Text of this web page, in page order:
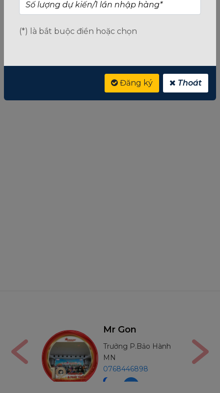
Mr Gon
Trưởng P.Bảo Hành
MN
0768446898
(*) là bắt buộc điền hoặc chọn
Đăng ký Thoát